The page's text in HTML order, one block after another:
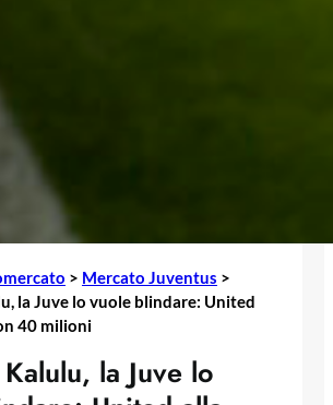
> Mercato Juventus >
la Juve lo vuole blindare: United
40 milioni
la Juve lo